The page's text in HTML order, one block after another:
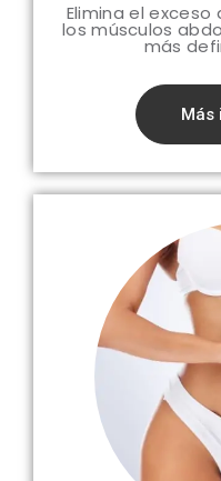
Elimina el
los músculos
más
Más